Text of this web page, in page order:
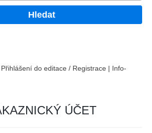
Hledat
Přihlášení do editace / Registrace | Info-
ÚČET